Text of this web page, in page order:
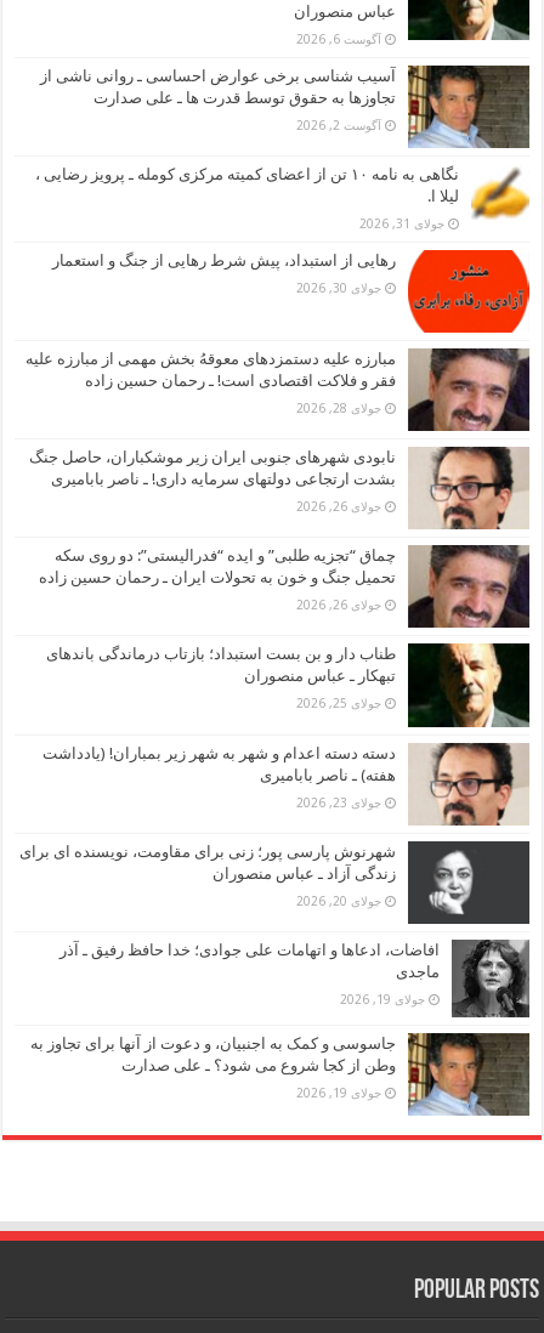
عباس منصوران
آگوست 6, 2026
آسیب شناسی برخی عوارض احساسی ـ روانی ناشی از
تجاوزها به حقوق توسط قدرت ها ـ علی صدارت
آگوست 2, 2026
نگاهی به نامه ۱۰ تن از اعضای کمیته مرکزی کومله ـ پرویز رضایی ،
لیلا ا.
جولای 31, 2026
رهایی از استبداد، پیش شرط رهایی از جنگ و استعمار
جولای 30, 2026
مبارزه علیه دستمزدهای معوقهُ بخش مهمی از مبارزه علیه
فقر و فلاکت اقتصادی است! ـ رحمان حسین زاده
جولای 28, 2026
نابودی شهرهای جنوبی ایران زیر موشکباران، حاصل جنگ
بشدت ارتجاعی دولتهای سرمایه داری! ـ ناصر بابامیری
جولای 26, 2026
چماق “تجزیه طلبی” و ایده “فدرالیستی”: دو روی سکه
تحمیل جنگ و خون به تحولات ایران ـ رحمان حسین زاده
جولای 26, 2026
طناب دار و بن بست استبداد؛ بازتاب درماندگی باندهای
تبهکار ـ عباس منصوران
جولای 25, 2026
دسته دسته اعدام و شهر به شهر زیر بمباران! (یادداشت
هفته) ـ ناصر بابامیری
جولای 23, 2026
شهرنوش پارسی پور؛ زنی برای مقاومت، نویسنده ای برای
زندگی آزاد ـ عباس منصوران
جولای 20, 2026
افاضات، ادعاها و اتهامات علی جوادی؛ خدا حافظ رفیق ـ آذر
ماجدی
جولای 19, 2026
جاسوسی و کمک به اجنبیان، و دعوت از آنها برای تجاوز به
وطن از کجا شروع می شود؟ ـ علی صدارت
جولای 19, 2026
Popular Posts